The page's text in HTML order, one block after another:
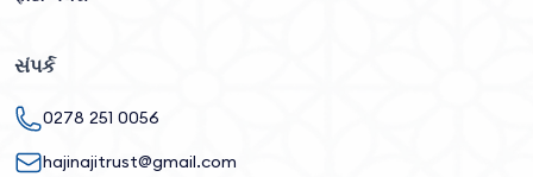
સંપર્ક
0278 251 0056
hajinajitrust@gmail.com